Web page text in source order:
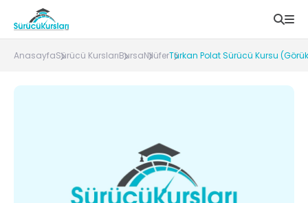
AnasayfaSürücü KurslarıBursaNilüferTürkan Polat Sürücü Kursu